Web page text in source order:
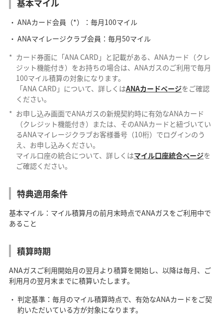
基本マイル
ANAカード会員（*）：毎月100マイル
ANAマイレージクラブ会員：毎月50マイル
* カード券面に「ANA CARD」と記載がある、ANAカード（クレ
ジット機能付き）をお持ちの場合は、ANAガスのご利用で毎月
100マイル積算の対象になります。
「ANA CARD」について、詳しくはANAカードページをご確認
ください。
* お申し込み画面でANAガスの新規契約時に有効なANAカード
（クレジット機能付き）または、そのANAカードと紐づいてい
るANAマイレージクラブお客様番号（10桁）でログインのう
え、お申し込みください。
マイル口座の統合について、詳しくはマイル口座統合ページを
ご確認ください。
特典適用条件
基本マイル：マイル積算月の前月末時点でANAガスをご利用中で
あること
積算時期
ANAガスご利用開始月の翌月より積算を開始し、以降は毎月、ご
利用月の翌月末までに積算いたします。
判定基準：毎月のマイル積算時点で、有効なANAカードをご契
約いただいている方が対象になります。